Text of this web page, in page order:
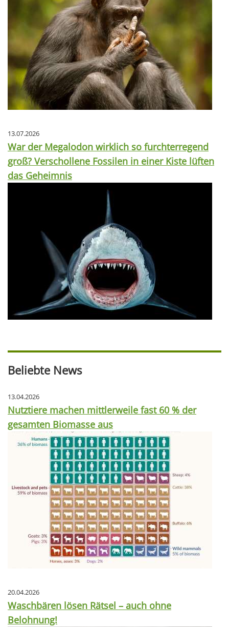
13.07.2026
War der Megalodon wirklich so furchterregend
groß? Verschollene Fossilen in einer Kiste lüften
das Geheimnis
Beliebte News
13.04.2026
Nutztiere machen mittlerweile fast 60 % der
gesamten Biomasse aus
20.04.2026
Waschbären lösen Rätsel – auch ohne
Belohnung!